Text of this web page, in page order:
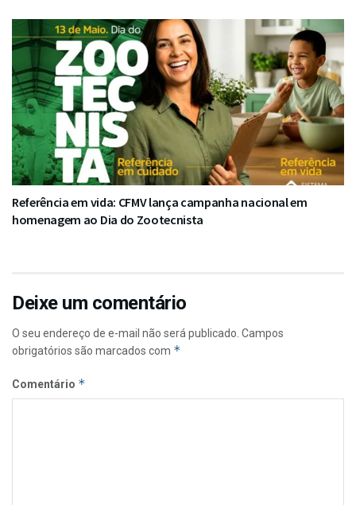
Referência em vida: CFMV lança campanha nacional em
homenagem ao Dia do Zootecnista
Deixe um comentário
O seu endereço de e-mail não será publicado. Campos
obrigatórios são marcados com *
Comentário *